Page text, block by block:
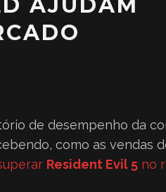
de desempenho da
como as vendas
Resident Evil 5 no